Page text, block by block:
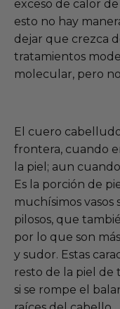
exceso de calor
esto no hay
dejar que crezca
tratamientos
molecular, pero
El cuero
frontera, cuando
la piel; aun
Es la porción de
muchísimos
pilosos, que
por lo que son
y sudor. Estas
resto de la piel de
si se rompe el